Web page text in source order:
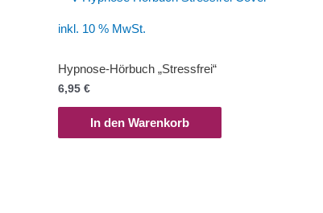
inkl. 10 % MwSt.
Hypnose-Hörbuch „Stressfrei“
6,95 €
In den Warenkorb